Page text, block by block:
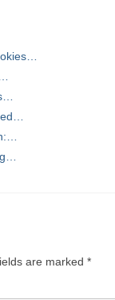
are marked *